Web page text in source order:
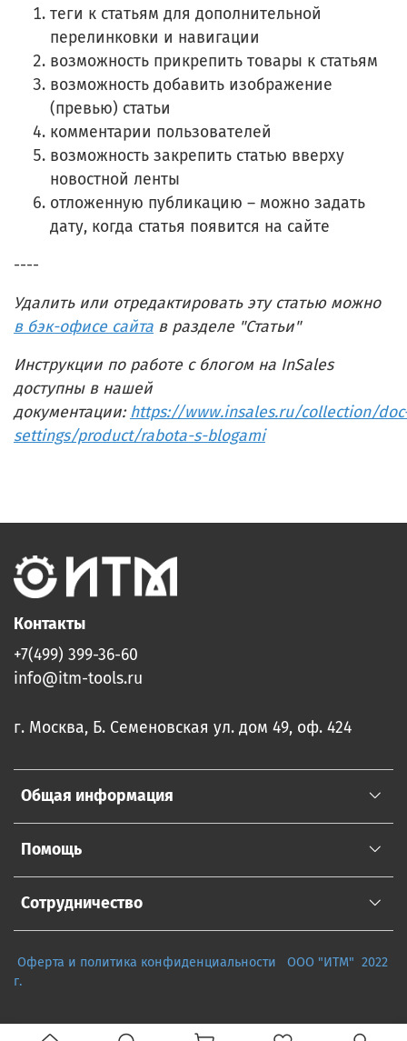
теги к статьям для дополнительной
перелинковки и навигации
возможность прикрепить товары к статьям
возможность добавить изображение
(превью) статьи
комментарии пользователей
возможность закрепить статью вверху
новостной ленты
отложенную публикацию – можно задать
дату, когда статья появится на сайте
----
Удалить или отредактировать эту статью можно
в бэк-офисе сайта в разделе "Статьи"
Инструкции по работе с блогом на InSales
доступны в нашей
документации:https://www.insales.ru/collection/
settings/product/rabota-s-blogami
Общая информация
Помощь
Сотрудничество
Контакты
+7(499) 399-36-60
info@itm-tools.ru
г. Москва, Б. Семеновская ул. дом 49, оф. 424
Оферта и политика конфиденциальности
ООО "ИТМ" 2022
г.